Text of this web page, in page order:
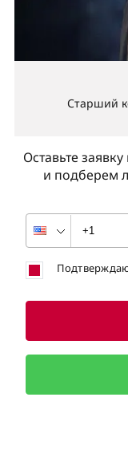
Оставьте
и подберем
Старший